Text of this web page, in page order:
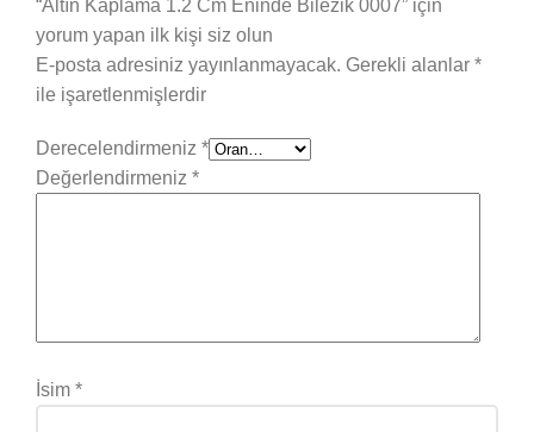
“Altın Kaplama 1.2 Cm Eninde Bilezik 0007” için
yorum yapan ilk kişi siz olun
E-posta adresiniz yayınlanmayacak. Gerekli alanlar *
ile işaretlenmişlerdir
Derecelendirmeniz *
Değerlendirmeniz *
İsim *